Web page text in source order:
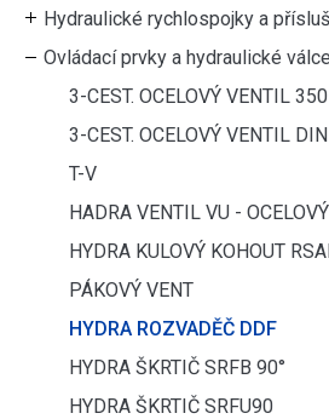
Hydraulické rychlospojky a
Ovládací prvky a hydraulické válce
3-CEST. OCELOVÝ VENTIL
3-CEST. OCELOVÝ VENTIL
T-V
HADRA VENTIL VU - OCELOVÝ
HYDRA KULOVÝ KOHOUT
PÁKOVÝ VENT
HYDRA ROZVADĚČ DDF
HYDRA ŠKRTIČ SRFB 90°
HYDRA ŠKRTIČ SRFU90